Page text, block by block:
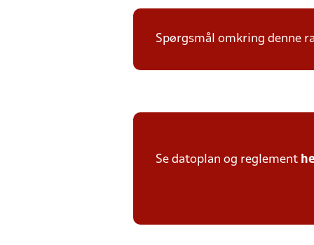
Spørgsmål omkring denne
Se datoplan og reglement